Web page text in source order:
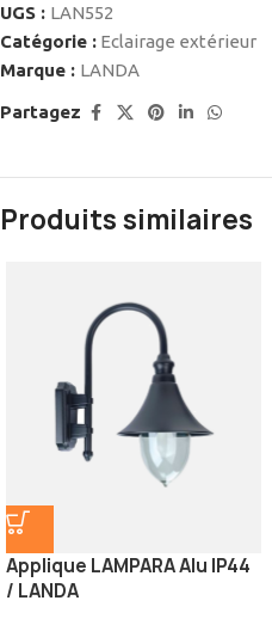
UGS : LAN552
Catégorie : Eclairage extérieur
Marque : LANDA
Partagez
Produits similaires
Applique LAMPARA Alu IP44
/ LANDA